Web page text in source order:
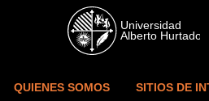
Skip to main content
QUIENES SOMOS SITIOS DE